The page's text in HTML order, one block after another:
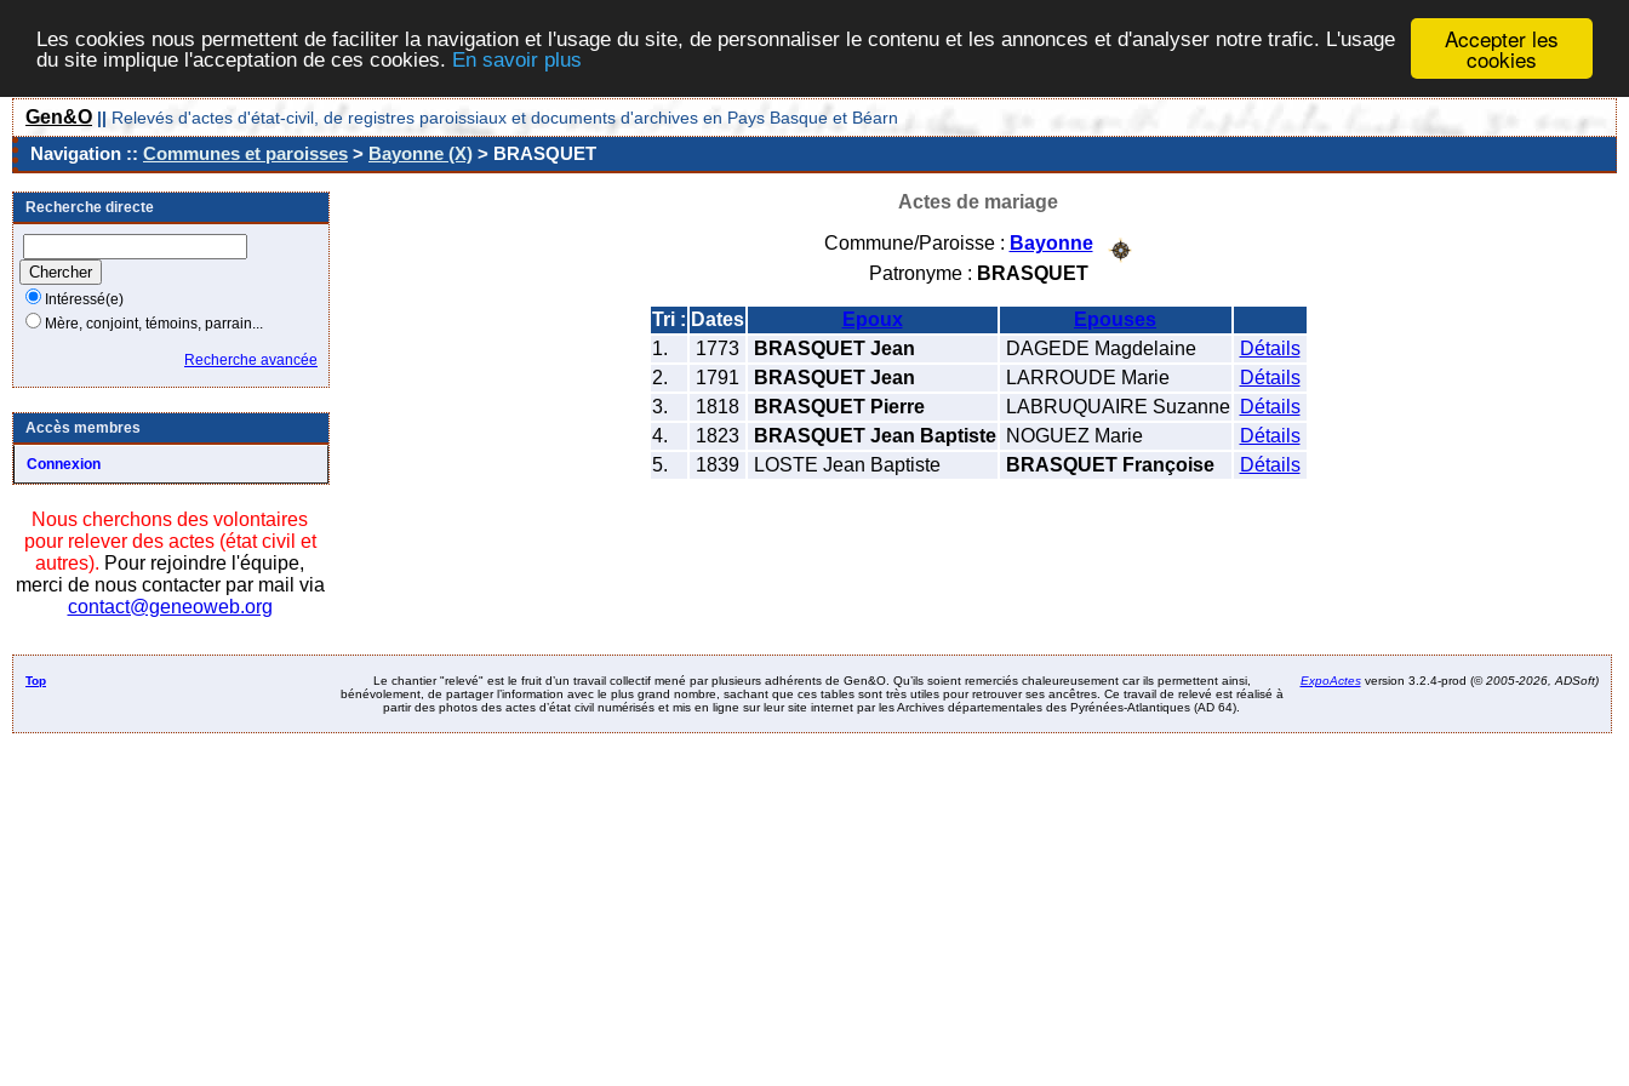
Accepter les
cookies
Les cookies nous permettent de faciliter la navigation et l'usage du site, de personnaliser le contenu et les annonces et d'analyser notre trafic. L'usage
du site implique l'acceptation de ces cookies. En savoir plus
Gen&O || Relevés d'actes d'état-civil, de registres paroissiaux et documents d'archives en Pays Basque et Béarn
Navigation :: Communes et paroisses > Bayonne (X) > BRASQUET
Recherche directe
Intéressé(e)
Mère, conjoint, témoins, parrain...
Recherche avancée
Accès membres
Connexion
Nous cherchons des volontaires
pour relever des actes (état civil et
autres). Pour rejoindre l'équipe,
merci de nous contacter par mail via
contact@geneoweb.org
Actes de mariage
Commune/Paroisse : Bayonne
Patronyme : BRASQUET
Tri : Dates Epoux
Epouses
1.
1773 BRASQUET Jean DAGEDE Magdelaine
Détails
2.
1791 BRASQUET Jean LARROUDE Marie
Détails
3.
1818 BRASQUET Pierre LABRUQUAIRE Suzanne
Détails
4.
1823 BRASQUET Jean Baptiste NOGUEZ Marie
Détails
5.
1839 LOSTE Jean Baptiste BRASQUET Françoise Détails
Top
Le chantier "relevé" est le fruit d’un travail collectif mené par plusieurs adhérents de Gen&O. Qu’ils soient remerciés chaleureusement car ils permettent ainsi,
bénévolement, de partager l’information avec le plus grand nombre, sachant que ces tables sont très utiles pour retrouver ses ancêtres. Ce travail de relevé est réalisé à
partir des photos des actes d’état civil numérisés et mis en ligne sur leur site internet par les Archives départementales des Pyrénées-Atlantiques (AD 64).
ExpoActesversion 3.2.4-prod (©2005-2026, ADSoft)